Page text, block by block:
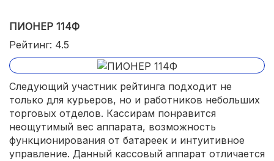
ПИОНЕР 114Ф
Рейтинг: 4.5
Следующий участник рейтинга подходит не
только для курьеров, но и работников небольших
торговых отделов. Кассирам понравится
неощутимый вес аппарата, возможность
функционирования от батареек и интуитивное
управление. Данный кассовый аппарат отличается